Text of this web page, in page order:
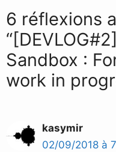
6 réflexions
Sandbox :
work in
kasymir
02/09/2018 à